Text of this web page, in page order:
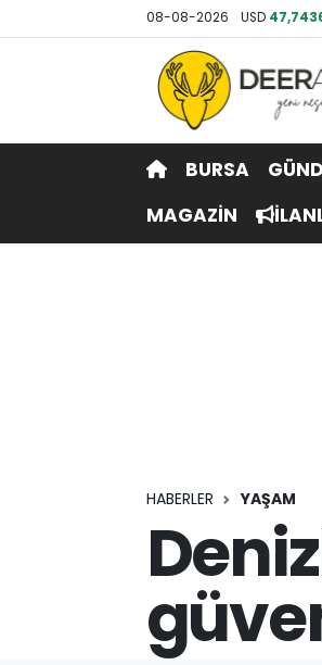
08-08-2026 USD
BURSA
MAGAZİN
HABERLER YAŞAM
Hava Durumu
Trafik Durumu
Tüm Manşetler